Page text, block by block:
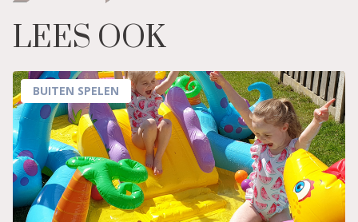
LEES OOK
BUITEN SPELEN